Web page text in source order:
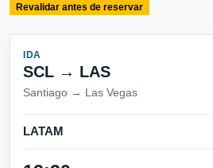
Revalidar antes de reservar
IDA
SCL → LAS
Santiago → Las Vegas
LATAM